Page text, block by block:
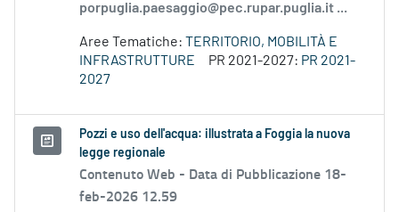
porpuglia.paesaggio@pec.rupar.puglia.it ...
Aree Tematiche: TERRITORIO, MOBILITÀ E
INFRASTRUTTURE
PR 2021-2027: PR 2021-
2027
Pozzi e uso dell'acqua: illustrata a Foggia la nuova
legge regionale
Contenuto Web - Data di Pubblicazione 18-
feb-2026 12.59